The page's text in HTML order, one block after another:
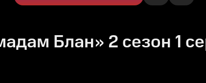
Блан» 2 сезон 1